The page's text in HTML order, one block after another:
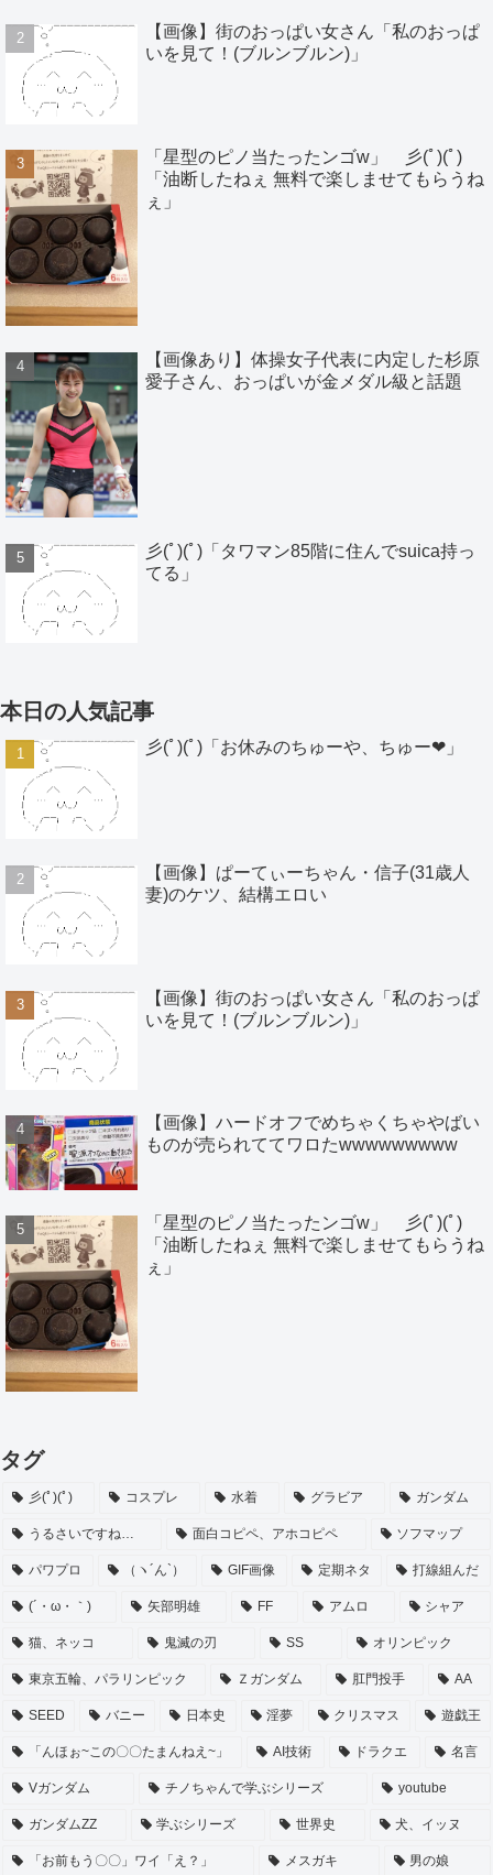
【画像】街のおっぱい女さん「私のおっぱ
いを見て！(ブルンブルン)」
「星型のピノ当たったンゴw」 彡(ﾟ)(ﾟ)
「油断したねぇ 無料で楽しませてもらうね
ぇ」
【画像あり】体操女子代表に内定した杉原
愛子さん、おっぱいが金メダル級と話題
彡(ﾟ)(ﾟ)「タワマン85階に住んでsuica持っ
てる」
本日の人気記事
彡(ﾟ)(ﾟ)「お休みのちゅーや、ちゅー❤」
【画像】ぱーてぃーちゃん・信子(31歳人
妻)のケツ、結構エロい
【画像】街のおっぱい女さん「私のおっぱ
いを見て！(ブルンブルン)」
【画像】ハードオフでめちゃくちゃやばい
ものが売られててワロたwwwwwwwww
「星型のピノ当たったンゴw」 彡(ﾟ)(ﾟ)
「油断したねぇ 無料で楽しませてもらうね
ぇ」
タグ
彡(ﾟ)(ﾟ) コスプレ 水着 グラビア ガンダム
うるさいですね… 面白コピペ、アホコピペ ソフマップ
パワプロ （ヽ´ん`） GIF画像 定期ネタ 打線組んだ
(´・ω・｀) 矢部明雄 FF アムロ シャア
猫、ネッコ 鬼滅の刃 SS オリンピック
東京五輪、パラリンピック Ｚガンダム 肛門投手 AA
SEED バニー 日本史 淫夢 クリスマス 遊戯王
「んほぉ~この〇〇たまんねえ~」 AI技術 ドラクエ 名言
Vガンダム チノちゃんで学ぶシリーズ youtube
ガンダムZZ 学ぶシリーズ 世界史 犬、イッヌ
「お前もう〇〇」ワイ「え？」 メスガキ 男の娘